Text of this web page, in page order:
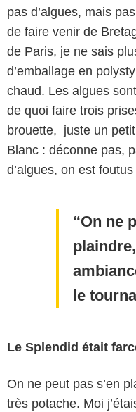
pas d’algues, mais
de faire venir de
de Paris, je ne sais
d’emballage en
chaud. Les algues
de quoi faire trois
brouette, juste un
Blanc : déconne pas,
d’algues, on est foutus
On ne
le
Le Splendid était
On ne peut pas s’en
très potache. Moi